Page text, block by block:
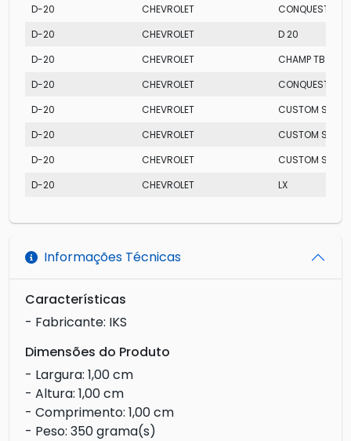
D-20 CHEVROLET
CONQUEST
D-20
CHEVROLET
D 20
D-20
CHEVROLET
CHAMP TB
D-20
CHEVROLET
CONQUEST
D-20
CHEVROLET
CUSTOM S
D-20
CHEVROLET
CUSTOM S
D-20
CHEVROLET
CUSTOM S
D-20
CHEVROLET LX
Informações Técnicas
Características
- Fabricante: IKS
Dimensões do Produto
- Largura: 1,00 cm
- Altura: 1,00 cm
- Comprimento: 1,00 cm
- Peso: 350 grama(s)